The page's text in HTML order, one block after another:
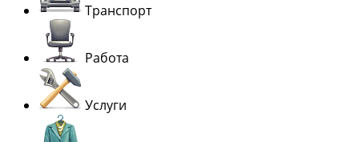
Транспорт
Работа
Услуги